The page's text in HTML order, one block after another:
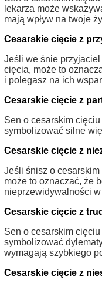
lekarza może
mają wpływ na twoje
Cesarskie cięcie z
Jeśli we śnie
cięcia, może to
i polegasz na ich
Cesarskie cięcie z
Sen o cesarskim
symbolizować silne
Cesarskie cięcie z
Jeśli śnisz o
może to oznaczać, że
nieprzewidywalności
Cesarskie cięcie z
Sen o cesarskim
symbolizować
wymagają szybkiego
Cesarskie cięcie z